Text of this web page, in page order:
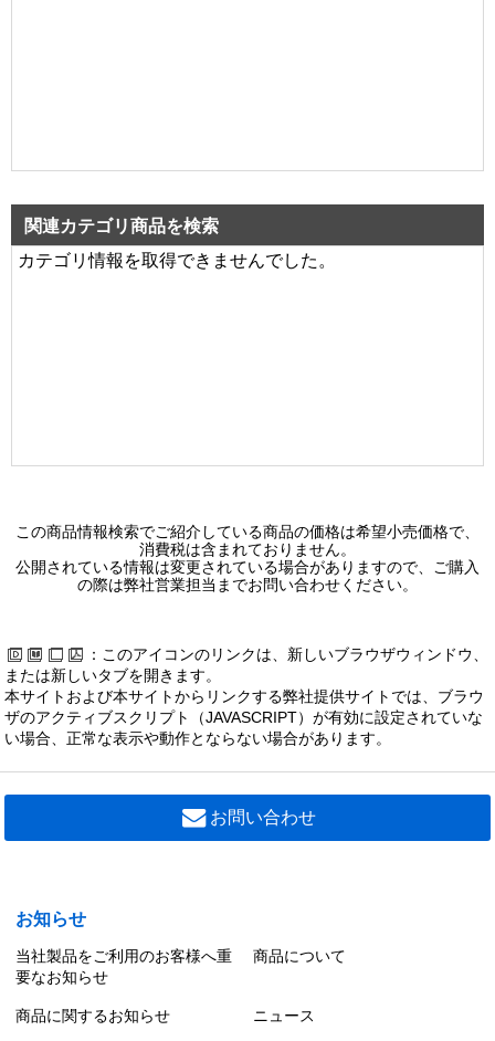
関連カテゴリ商品を検索
カテゴリ情報を取得できませんでした。
この商品情報検索でご紹介している商品の価格は希望小売価格で、
消費税は含まれておりません。
公開されている情報は変更されている場合がありますので、ご購入
の際は弊社営業担当までお問い合わせください。
：このアイコンのリンクは、新しいブラウザウィンドウ、
または新しいタブを開きます。
本サイトおよび本サイトからリンクする弊社提供サイトでは、ブラウ
ザのアクティブスクリプト（JAVASCRIPT）が有効に設定されていな
い場合、正常な表示や動作とならない場合があります。
お問い合わせ
お知らせ
当社製品をご利用のお客様へ重
要なお知らせ
商品について
商品に関するお知らせ ニュース